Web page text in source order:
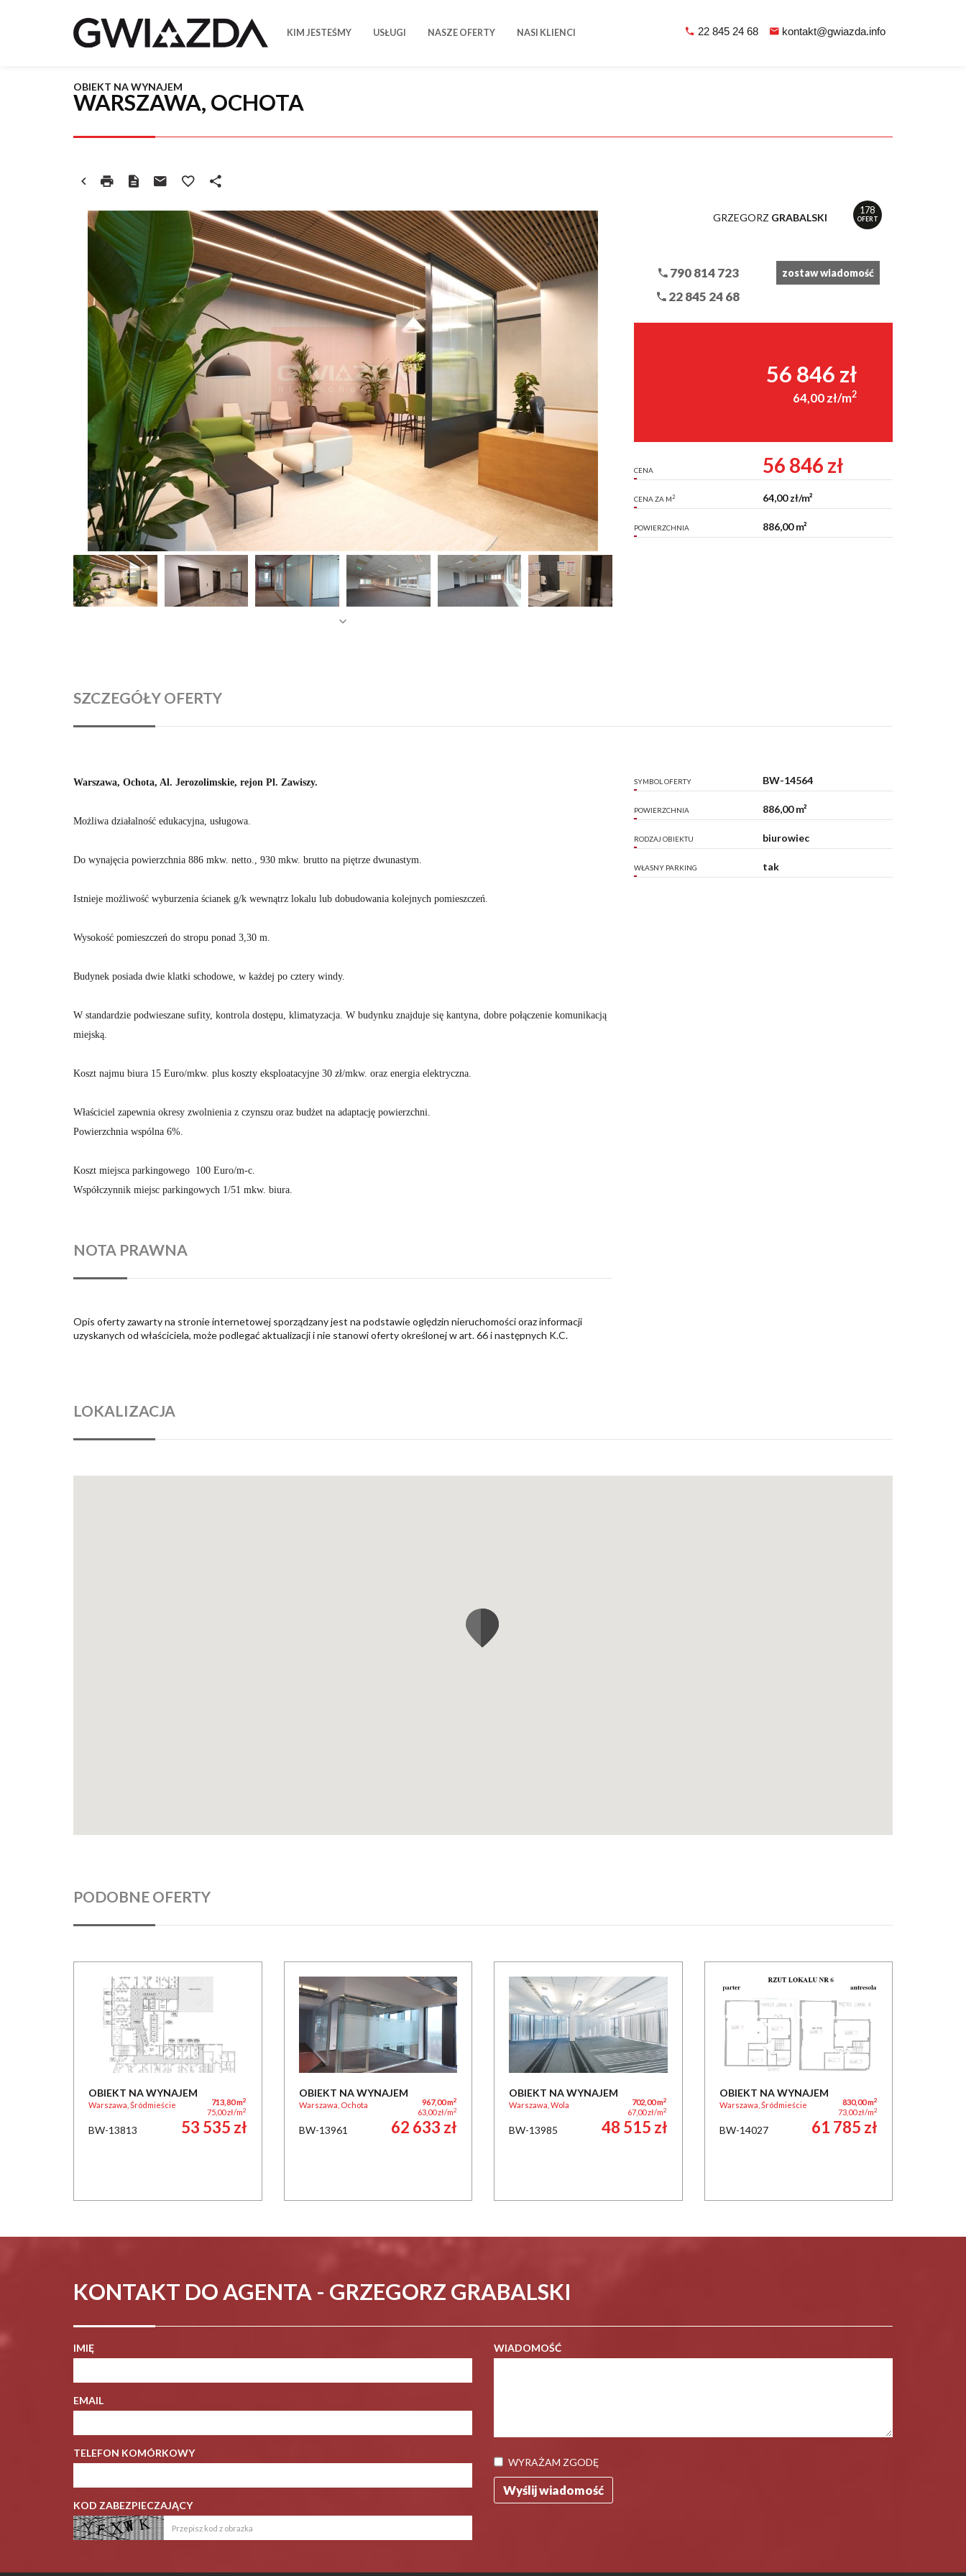
KIM JESTEŚMY USŁUGI NASZE OFERTY NASI KLIENCI 22 845 24 68 kontakt@gwiazda.info
WARSZAWA, OCHOTA
OBIEKT NA WYNAJEM
178
OFERT
GRZEGORZ GRABALSKI
790 814 723
22 845 24 68
zostaw wiadomość
56 846 zł
64,00 zł/m2
CENA 56 846 zł
CENA ZA M2 64,00 zł/m²
POWIERZCHNIA 886,00 m²
SZCZEGÓŁY OFERTY
Warszawa, Ochota, Al. Jerozolimskie, rejon Pl. Zawiszy.
Możliwa działalność edukacyjna, usługowa.
Do wynajęcia powierzchnia 886 mkw. netto., 930 mkw. brutto na piętrze dwunastym.
Istnieje możliwość wyburzenia ścianek g/k wewnątrz lokalu lub dobudowania kolejnych pomieszczeń.
Wysokość pomieszczeń do stropu ponad 3,30 m.
Budynek posiada dwie klatki schodowe, w każdej po cztery windy.
W standardzie podwieszane sufity, kontrola dostępu, klimatyzacja. W budynku znajduje się kantyna, dobre połączenie komunikacją
miejską.
Koszt najmu biura 15 Euro/mkw. plus koszty eksploatacyjne 30 zł/mkw. oraz energia elektryczna.
Właściciel zapewnia okresy zwolnienia z czynszu oraz budżet na adaptację powierzchni.
Powierzchnia wspólna 6%.
Koszt miejsca parkingowego 100 Euro/m-c.
Współczynnik miejsc parkingowych 1/51 mkw. biura.
NOTA PRAWNA
Opis oferty zawarty na stronie internetowej sporządzany jest na podstawie oględzin nieruchomości oraz informacji
uzyskanych od właściciela, może podlegać aktualizacji i nie stanowi oferty określonej w art. 66 i następnych K.C.
SYMBOL OFERTY BW-14564
POWIERZCHNIA 886,00 m²
RODZAJ OBIEKTU biurowiec
WŁASNY PARKING tak
LOKALIZACJA
PODOBNE OFERTY
OBIEKT NA WYNAJEM
Warszawa, Śródmieście 713,80 m2
75,00 zł/m2
BW-13813 53 535 zł
OBIEKT NA WYNAJEM
Warszawa, Ochota 967,00 m2
63,00 zł/m2
BW-13961 62 633 zł
OBIEKT NA WYNAJEM
Warszawa, Wola 702,00 m2
67,00 zł/m2
BW-13985 48 515 zł
OBIEKT NA WYNAJEM
Warszawa, Śródmieście 830,00 m2
73,00 zł/m2
BW-14027 61 785 zł
KONTAKT DO AGENTA - GRZEGORZ GRABALSKI
IMIĘ
EMAIL
TELEFON KOMÓRKOWY
KOD ZABEZPIECZAJĄCY
WIADOMOŚĆ
WYRAŻAM ZGODĘ